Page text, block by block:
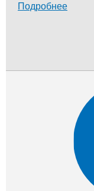
Подробнее